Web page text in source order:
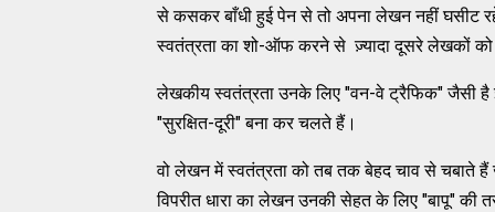
से कसकर बाँधी हुई पेन से तो अपना लेखन नहीं घसीट
स्वतंत्रता का शो-ऑफ करने से ज़्यादा दूसरे लेखकों
लेखकीय स्वतंत्रता उनके लिए "वन-वे ट्रैफिक" जैसी है
"सुरक्षित-दूरी" बना कर चलते हैं।
वो लेखन में स्वतंत्रता को तब तक बेहद चाव से चबाते हैं
विपरीत धारा का लेखन उनकी सेहत के लिए "बापू" की